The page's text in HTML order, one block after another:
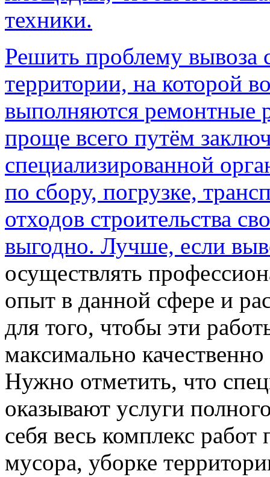
техники.
Решить проблему вывоза
территории, на которой
выполняются ремонтные
проще всего путём
специализированной
по сбору, погрузке,
отходов строительства
выгодно. Лучше, если
осуществлять
опыт в данной сфере и
для того, чтобы эти
максимально
Нужно отметить, что
оказывают услуги
себя весь комплекс
мусора, уборке